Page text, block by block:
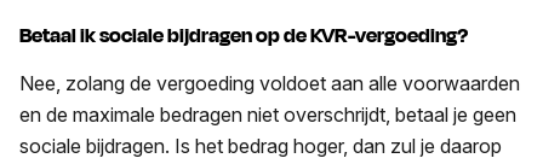
Betaal ik sociale bijdragen op de KVR-vergoeding?
Nee, zolang de vergoeding voldoet aan alle voorwaarden
en de maximale bedragen niet overschrijdt, betaal je geen
sociale bijdragen. Is het bedrag hoger, dan zul je daarop